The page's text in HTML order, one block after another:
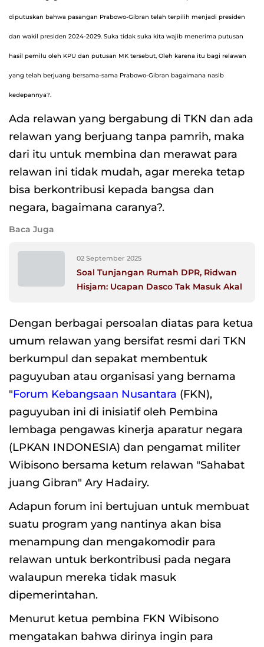
diputuskan bahwa pasangan Prabowo-Gibran telah terpilih menjadi presiden
dan wakil presiden 2024-2029. Suka tidak suka kita wajib menerima putusan
hasil pemilu oleh KPU dan putusan MK tersebut, Oleh karena itu bagi relawan
yang telah berjuang bersama-sama Prabowo-Gibran bagaimana nasib
kedepannya?.
Ada relawan yang bergabung di TKN dan ada
relawan yang berjuang tanpa pamrih, maka
dari itu untuk membina dan merawat para
relawan ini tidak mudah, agar mereka tetap
bisa berkontribusi kepada bangsa dan
negara, bagaimana caranya?.
Baca Juga
02 September 2025
Soal Tunjangan Rumah DPR, Ridwan
Hisjam: Ucapan Dasco Tak Masuk Akal
Dengan berbagai persoalan diatas para ketua
umum relawan yang bersifat resmi dari TKN
berkumpul dan sepakat membentuk
paguyuban atau organisasi yang bernama
"Forum Kebangsaan Nusantara (FKN),
paguyuban ini di inisiatif oleh Pembina
lembaga pengawas kinerja aparatur negara
(LPKAN INDONESIA) dan pengamat militer
Wibisono bersama ketum relawan "Sahabat
juang Gibran" Ary Hadairy.
Adapun forum ini bertujuan untuk membuat
suatu program yang nantinya akan bisa
menampung dan mengakomodir para
relawan untuk berkontribusi pada negara
walaupun mereka tidak masuk
dipemerintahan.
Menurut ketua pembina FKN Wibisono
mengatakan bahwa dirinya ingin para